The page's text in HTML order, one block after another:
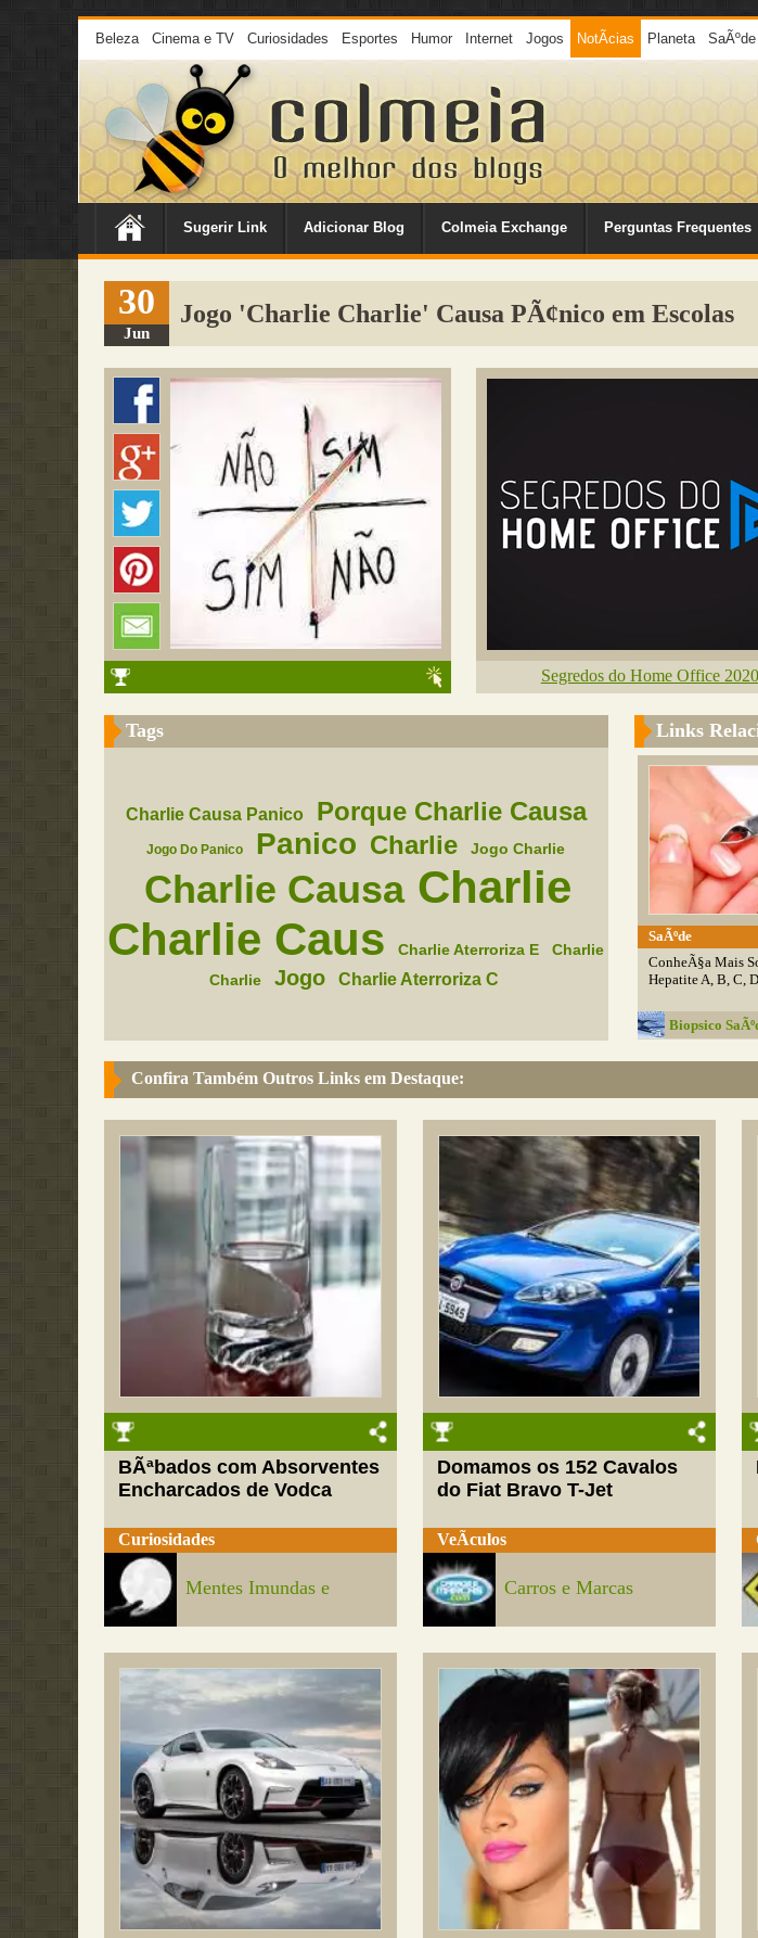
Beleza Cinema e TV Curiosidades Esportes Humor Internet Jogos NotÃ­cias Planeta SaÃºde
Sugerir Link Adicionar Blog Colmeia Exchange Perguntas Frequentes
30
Jun
Jogo 'Charlie Charlie' Causa PÃ¢nico em Escolas
Segredos do Home Office 2020
Tags
Charlie Causa Panico Porque Charlie Causa
Jogo Do Panico Panico Charlie Jogo Charlie
Charlie Causa Charlie
Charlie Caus
Charlie Aterroriza E
Charlie
Charlie
Jogo Charlie Aterroriza C
Links
SaÃºde
ConheÃ§a Mais
Hepatite A, B, C,
Biopsico
Confira Também Outros Links em Destaque:
BÃªbados com Absorventes
Encharcados de Vodca
Curiosidades
Mentes Imundas e
Domamos os 152 Cavalos
do Fiat Bravo T-Jet
VeÃ­culos
Carros e Marcas